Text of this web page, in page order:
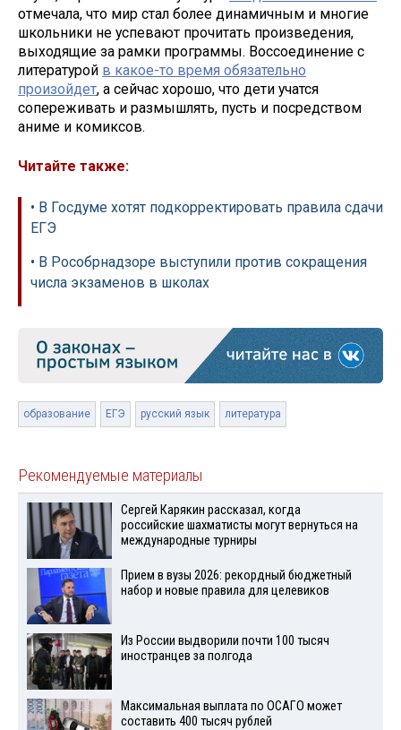
отмечала, что мир стал более динамичным и многие
школьники не успевают прочитать произведения,
выходящие за рамки программы. Воссоединение с
литературой в какое-то время обязательно
произойдет, а сейчас хорошо, что дети учатся
сопереживать и размышлять, пусть и посредством
аниме и комиксов.
Читайте также:
• В Госдуме хотят подкорректировать правила сдачи
ЕГЭ
• В Рособрнадзоре выступили против сокращения
числа экзаменов в школах
образование ЕГЭ русский язык литература
Рекомендуемые материалы
Сергей Карякин рассказал, когда
российские шахматисты могут вернуться на
международные турниры
Прием в вузы 2026: рекордный бюджетный
набор и новые правила для целевиков
Из России выдворили почти 100 тысяч
иностранцев за полгода
Максимальная выплата по ОСАГО может
составить 400 тысяч рублей